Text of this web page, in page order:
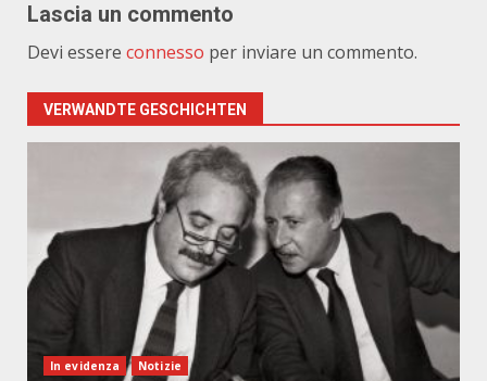
Lascia un commento
Devi essere connesso per inviare un commento.
VERWANDTE GESCHICHTEN
In evidenza Notizie